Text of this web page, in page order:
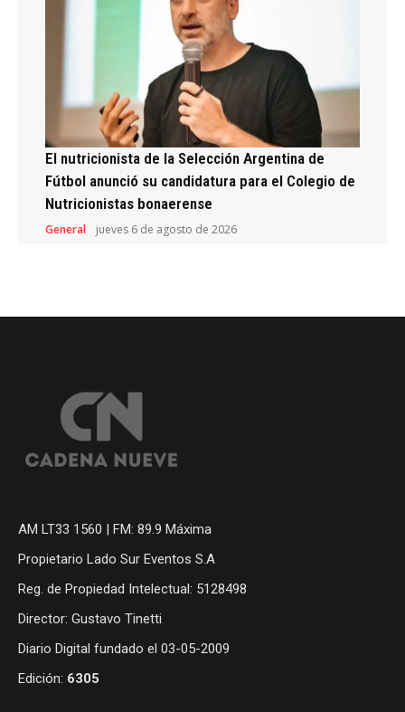
El nutricionista de la Selección Argentina de
Fútbol anunció su candidatura para el Colegio de
Nutricionistas bonaerense
General jueves 6 de agosto de 2026
AM LT33 1560 | FM: 89.9 Máxima
Propietario Lado Sur Eventos S.A
Reg. de Propiedad Intelectual: 5128498
Director: Gustavo Tinetti
Diario Digital fundado el 03-05-2009
Edición: 6305